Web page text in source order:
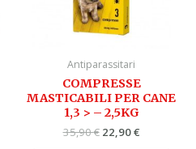
Antiparassitari
COMPRESSE
MASTICABILI PER CANE
1,3 > – 2,5KG
35,90€ 22,90€